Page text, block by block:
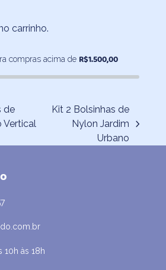
carrinho.
compras acima de R$1.500,00
de
Vertical
post:
Kit 2 Bolsinhas de
Nylon Jardim
Urbano
às 18h